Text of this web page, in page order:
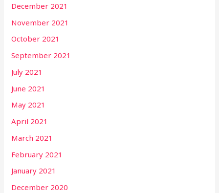
December 2021
November 2021
October 2021
September 2021
July 2021
June 2021
May 2021
April 2021
March 2021
February 2021
January 2021
December 2020